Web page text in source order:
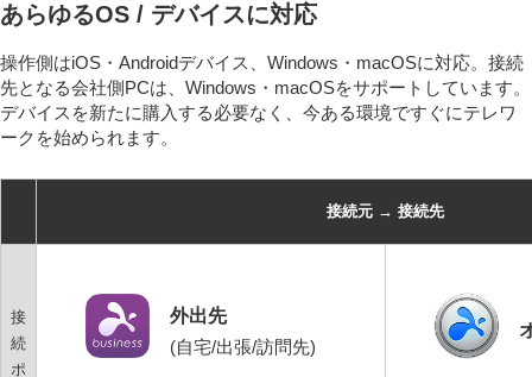
あらゆるOS / デバイスに対応
操作側はiOS・Androidデバイス、Windows・macOSに対応。接続
先となる会社側PCは、Windows・macOSをサポートしています。
デバイスを新たに購入する必要なく、今ある環境ですぐにテレワ
ークを始められます。
接続元 → 接続先
接
続
ポ
外出先
(自宅/出張/訪問先)